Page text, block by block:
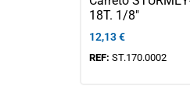
18T. 1/8″
12,13€
REF: ST.170.0002